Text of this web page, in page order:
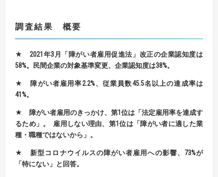
調査結果 概要
★ 2021年3 月「障がい者雇用促進法」改正の企業認知度は
58%。 民間企業の対象基準変更、企業認知度は38%。
★ 障がい者雇用率2.2%、従業員数45.5名以上の達成率は
41%。
★ 障がい者雇用のきっかけ、第1位は「法定雇用率を達成す
るため」。 雇用しない理由、第1位は「障がい者に適した業
種・職種ではないから」。
★ 新型コロナウイルスの障がい者雇用への影響、 73%が
「特にない」 と回答。